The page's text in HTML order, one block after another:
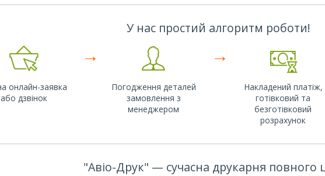
У нас простий алгоритм роботи!
онлайн-заявка
або дзвінок
→
Погодження деталей
замовлення з
менеджером
→
Накладений платіж,
готівковий та
безготівковий
розрахунок
"Авіо-Друк" — сучасна друкарня повного